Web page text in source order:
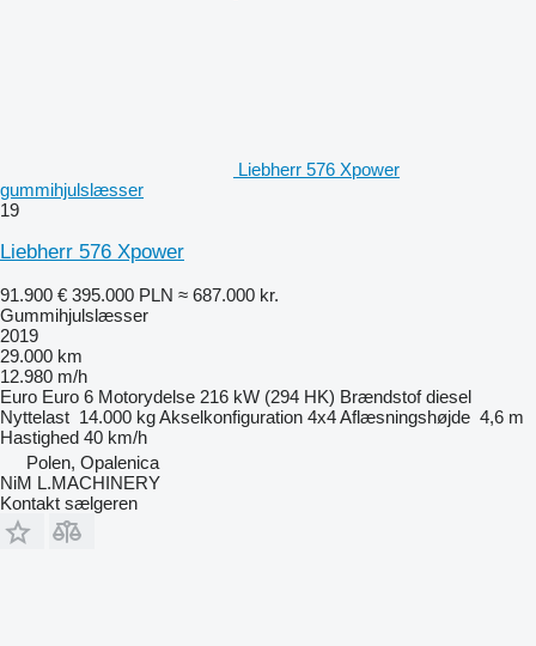
Liebherr 576 Xpower
gummihjulslæsser
19
Liebherr 576 Xpower
91.900 € 395.000 PLN ≈ 687.000 kr.
Gummihjulslæsser
2019
29.000 km
12.980 m/h
Euro Euro 6 Motorydelse 216 kW (294 HK) Brændstof diesel
Nyttelast 14.000 kgAkselkonfiguration 4x4Aflæsningshøjde 4,6 m
Hastighed 40 km/h
Polen, Opalenica
NiM L.MACHINERY
Kontakt sælgeren